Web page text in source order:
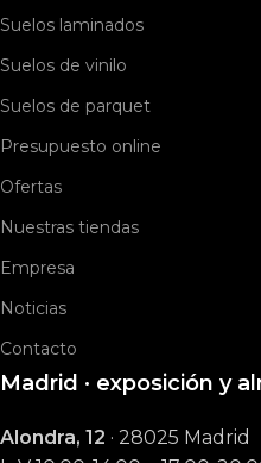
Suelos laminados
Suelos de vinilo
Suelos de parquet
Presupuesto online
Ofertas
Nuestras tiendas
Empresa
Noticias
Contacto
Madrid · exposición y
Alondra, 12 · 28025 Madrid